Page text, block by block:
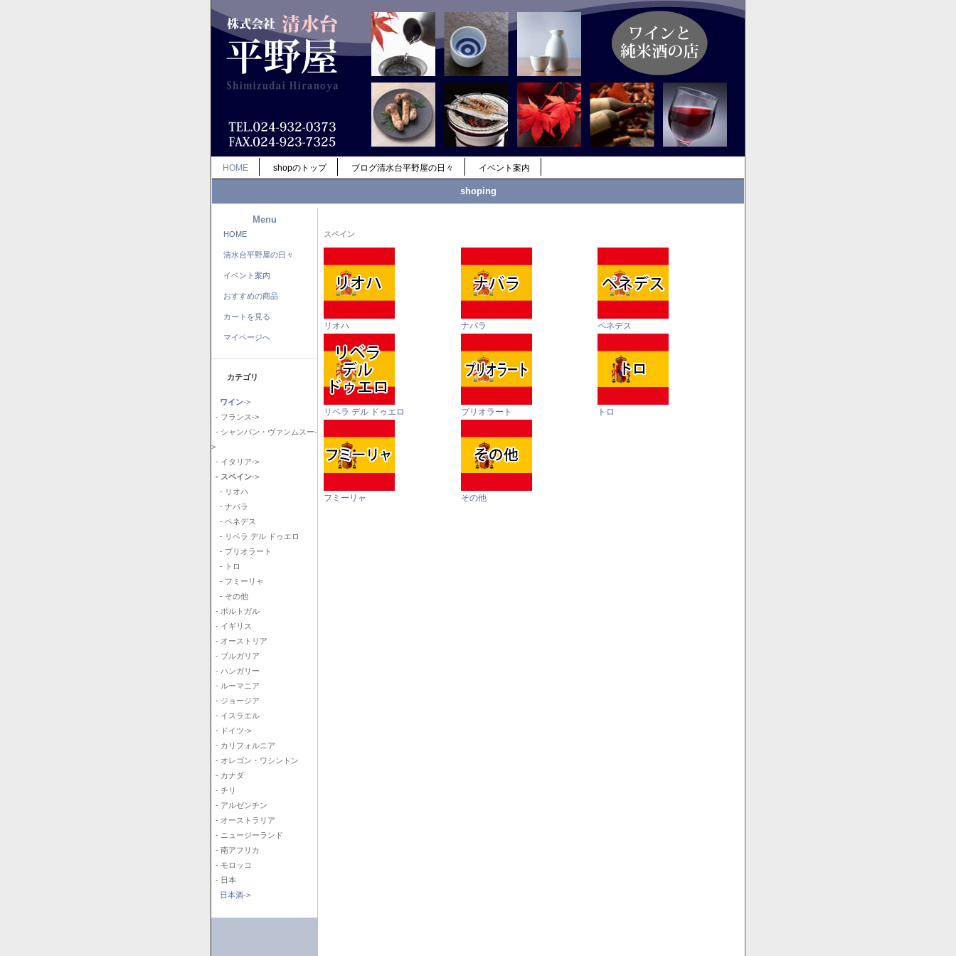
HOME shopのトップ ブログ清水台平野屋の日々 イベント案内
shoping
Menu
HOME
清水台平野屋の日々
イベント案内
おすすめの商品
カートを見る
マイページへ
カテゴリ
ワイン->
- フランス->
- シャンパン・ヴァンムスー-
>
- イタリア->
- スペイン->
- リオハ
- ナバラ
- ペネデス
- リベラ デル ドゥエロ
- プリオラート
- トロ
- フミーリャ
- その他
- ポルトガル
- イギリス
- オーストリア
- ブルガリア
- ハンガリー
- ルーマニア
- ジョージア
- イスラエル
- ドイツ->
- カリフォルニア
- オレゴン・ワシントン
- カナダ
- チリ
- アルゼンチン
- オーストラリア
- ニュージーランド
- 南アフリカ
- モロッコ
- 日本
日本酒->
スペイン
リオハ ナバラ ペネデス
リベラ デル ドゥエロ プリオラート トロ
フミーリャ その他